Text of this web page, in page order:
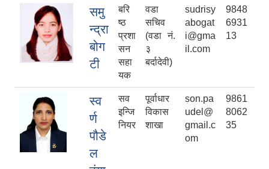
समु
न्द्रा
बोग
टी
बरि
ष्ठ
प्रशा
सन
सहा
यक
वडा
सचिव
(वडा नं.
३
बर्दादेवी)
sudrisy
abogat
i@gma
il.com
9848
6931
13
स्व
र्ण
पौडे
ल
सव
इन्जि
नियर
पूर्वाधार
विकास
शाखा
son.pa
udel@
gmail.c
om
9861
8062
35